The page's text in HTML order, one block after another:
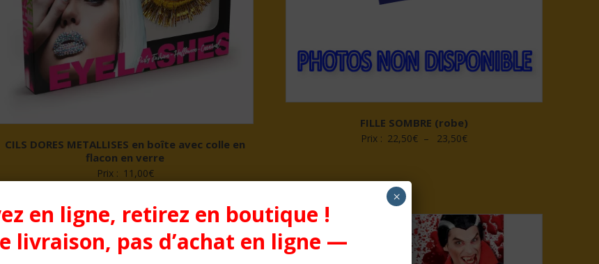
CILS DORES METALLISES en boîte avec colle en
flacon en verre
Prix : 11,00€
FILLE SOMBRE (robe)
Prix : 22,50€ – 23,50€Plage
23,50€
en ligne, retirez en boutique !
livraison, pas d’achat en ligne —
×